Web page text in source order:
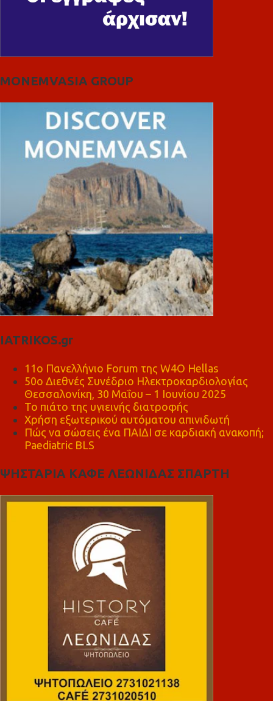
MONEMVASIA GROUP
IATRIKOS.gr
11ο Πανελλήνιο Forum της W4O Hellas
50ο Διεθνές Συνέδριο Ηλεκτροκαρδιολογίας
Θεσσαλονίκη, 30 Μαΐου – 1 Ιουνίου 2025
Το πιάτο της υγιεινής διατροφής
Χρήση εξωτερικού αυτόματου απινιδωτή
Πώς να σώσεις ένα ΠΑΙΔΙ σε καρδιακή ανακοπή;
Paediatric BLS
ΨΗΣΤΑΡΙΑ ΚΑΦΕ ΛΕΩΝΙΔΑΣ ΣΠΑΡΤΗ